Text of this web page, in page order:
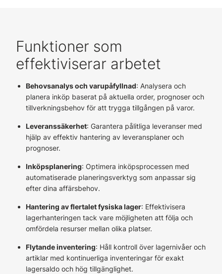
Funktioner som
effektiviserar arbetet
Behovsanalys och varupåfyllnad: Analysera och
planera inköp baserat på aktuella order, prognoser och
tillverkningsbehov för att trygga tillgången på varor.
Leveranssäkerhet: Garantera pålitliga leveranser med
hjälp av effektiv hantering av leveransplaner och
prognoser.
Inköpsplanering: Optimera inköpsprocessen med
automatiserade planeringsverktyg som anpassar sig
efter dina affärsbehov.
Hantering av flertalet fysiska lager: Effektivisera
lagerhanteringen tack vare möjligheten att följa och
omfördela resurser mellan olika platser.
Flytande inventering: Håll kontroll över lagernivåer och
artiklar med kontinuerliga inventeringar för exakt
lagersaldo och hög tillgänglighet.